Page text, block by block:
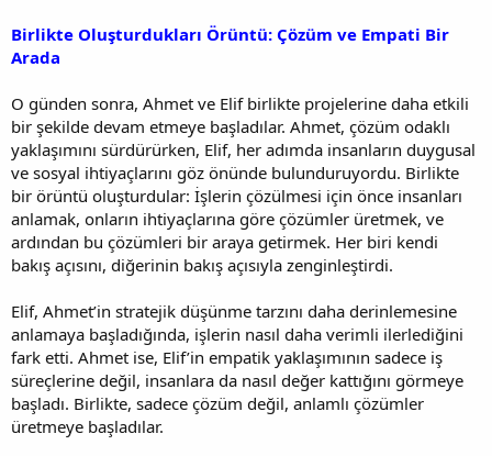
Birlikte Oluşturdukları Örüntü: Çözüm ve Empati Bir
Arada
O günden sonra, Ahmet ve Elif birlikte projelerine daha etkili
bir şekilde devam etmeye başladılar. Ahmet, çözüm odaklı
yaklaşımını sürdürürken, Elif, her adımda insanların duygusal
ve sosyal ihtiyaçlarını göz önünde bulunduruyordu. Birlikte
bir örüntü oluşturdular: İşlerin çözülmesi için önce insanları
anlamak, onların ihtiyaçlarına göre çözümler üretmek, ve
ardından bu çözümleri bir araya getirmek. Her biri kendi
bakış açısını, diğerinin bakış açısıyla zenginleştirdi.
Elif, Ahmet’in stratejik düşünme tarzını daha derinlemesine
anlamaya başladığında, işlerin nasıl daha verimli ilerlediğini
fark etti. Ahmet ise, Elif’in empatik yaklaşımının sadece iş
süreçlerine değil, insanlara da nasıl değer kattığını görmeye
başladı. Birlikte, sadece çözüm değil, anlamlı çözümler
üretmeye başladılar.